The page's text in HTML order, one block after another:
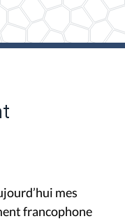
mes
francophone